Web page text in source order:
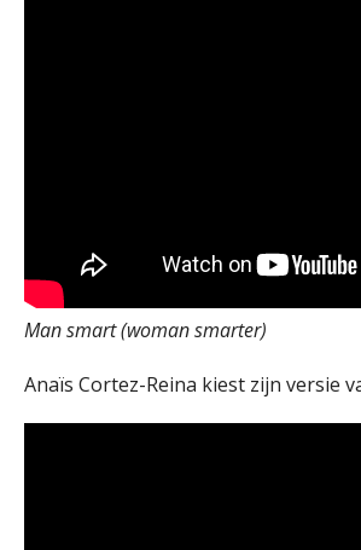
Man smart (woman smarter)
Anaïs Cortez-Reina kiest zijn versie